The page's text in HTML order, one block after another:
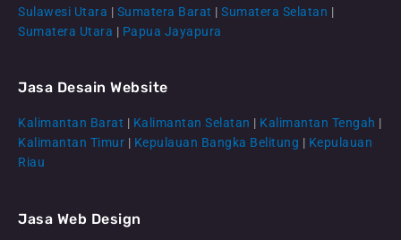
CS Lenteraweb
Sulawesi Utara | Sumatera Barat | Sumatera Selatan |
Sumatera Utara | Papua Jayapura
Jasa Desain Website
Kalimantan Barat | Kalimantan Selatan | Kalimantan Tengah |
Kalimantan Timur | Kepulauan Bangka Belitung | Kepulauan
Riau
Jasa Web Design